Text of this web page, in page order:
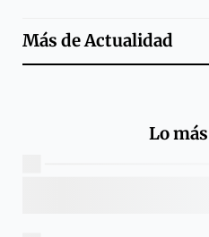
Más deActualidad
Lo